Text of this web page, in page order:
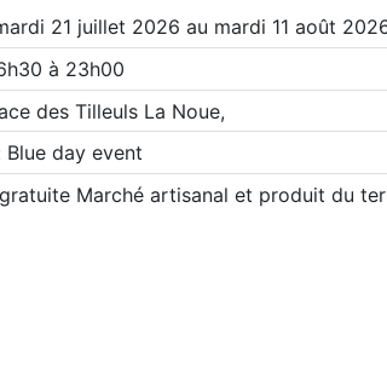
21 juillet 2026 au mardi 11 août
à 23h00
des Tilleuls La Noue,
Blue day event
Marché artisanal et produit du